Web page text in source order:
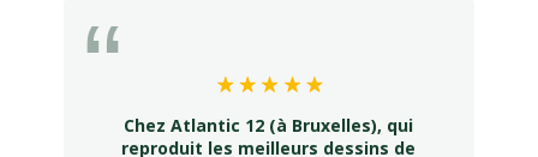
Chez Atlantic 12 (à Bruxelles), qui
reproduit les meilleurs dessins de